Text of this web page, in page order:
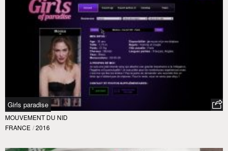
Girls paradise
MOUVEMENT DU NID
FRANCE / 2016